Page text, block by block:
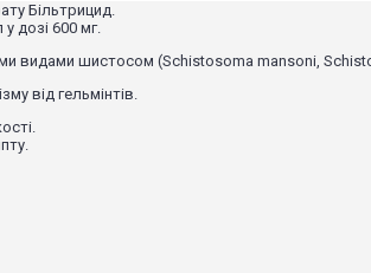
Більтрицид.
дозі 600 мг.
видами шистосом (Schistosoma mansoni,
від гельмінтів.